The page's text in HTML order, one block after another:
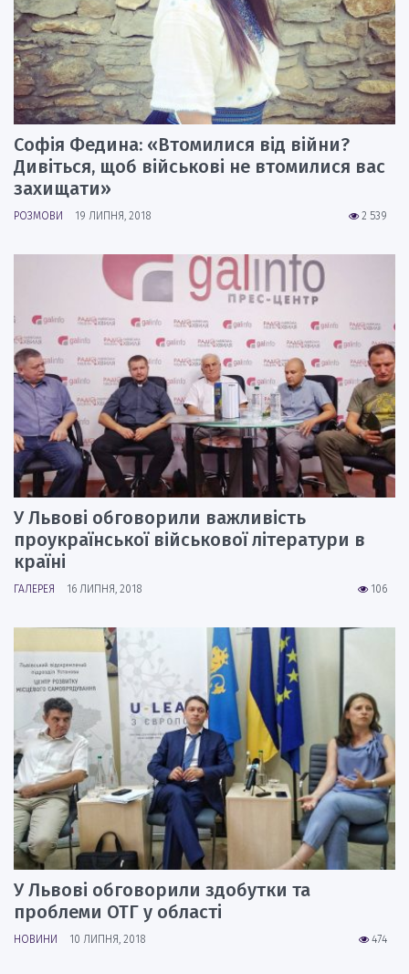
Софія Федина: «Втомилися від війни?
Дивіться, щоб військові не втомилися вас
захищати»
2 539
РОЗМОВИ 19 ЛИПНЯ, 2018
У Львові обговорили важливість
проукраїнської військової літератури в
країні
106
ГАЛЕРЕЯ 16 ЛИПНЯ, 2018
У Львові обговорили здобутки та
проблеми ОТГ у області
474
НОВИНИ 10 ЛИПНЯ, 2018